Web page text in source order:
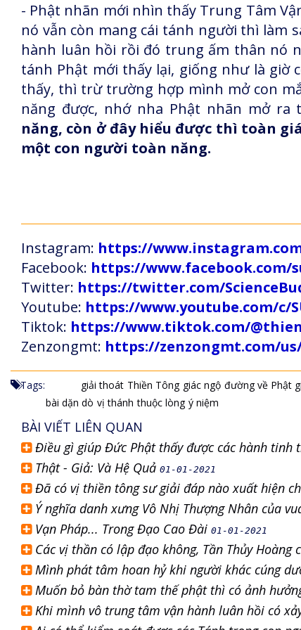
- Phật nhãn mới nhìn thấy Trung Tâm
nó vẫn còn mang cái tánh người thì làm
hành luân hồi rồi đó trung ấm thân nó
tánh Phật mới thấy lại, giống như là giờ
thấy, thì trừ trường hợp mình mở con
năng được, nhớ nha Phật nhãn mở ra
năng, còn ở đây hiểu được thì toàn
một con người toàn năng.
Instagram: https://
Facebook: https://
Twitter: https://twitter.com/
Youtube: https://www.youtube.com/c/
Tiktok: https://www.tiktok.com/
Zenzongmt: https://zenzongmt.com/
Tags: giải thoát Thiền Tông giác ngộ đường về Phật
bài dặn dò vị thánh thuộc lòng ý niệm
BÀI VIẾT LIÊN QUAN
Điều gì giúp Đức Phật thấy được các hành
Thật - Giả: Và Hệ Quả 01-01-2021
Đã có vị thiền tông sư giải đáp nào xuất hiện
Ý nghĩa danh xưng Vô Nhị Thượng Nhân của
Vạn Pháp... Trong Đạo Cao Đài 01-01-2021
Các vị thần có lập đạo không, Tần Thủy
Mình phát tâm hoan hỷ khi người khác cúng
Muốn bỏ bàn thờ tam thế phật thì có ảnh
Khi mình vô trung tâm vận hành luân hồi có